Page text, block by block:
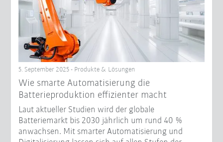
5. September 2025 - Produkte & Lösungen
Wie smarte Automatisierung die
Batterieproduktion effizienter macht
Laut aktueller Studien wird der globale
Batteriemarkt bis 2030 jährlich um rund 40 %
anwachsen. Mit smarter Automatisierung und